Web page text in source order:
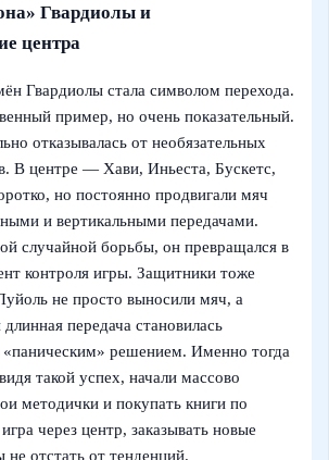
Гвардиолы и
центра
Гвардиолы стала символом перехода.
пример, но очень показательный.
отказывалась от необязательных
В центре — Хави, Иньеста, Бускетс,
но постоянно продвигали мяч
и вертикальными передачами.
случайной борьбы, он превращался в
контроля игры. Защитники тоже
не просто выносили мяч, а
передача становилась
решением. Именно тогда
такой успех, начали массово
методички и покупать книги по
через центр, заказывать новые
отстать от тенденций.